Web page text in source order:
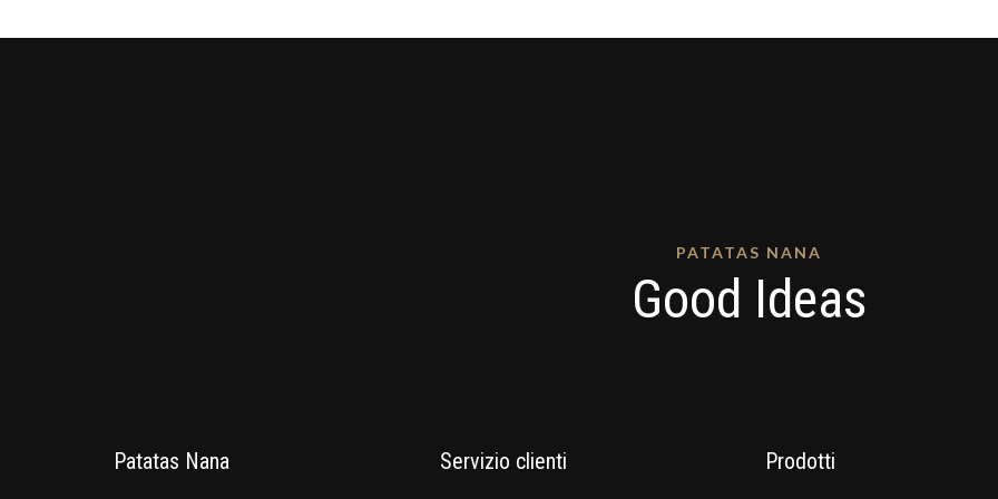
PATATAS NANA
Good Ideas
Patatas Nana Servizio clienti Prodotti